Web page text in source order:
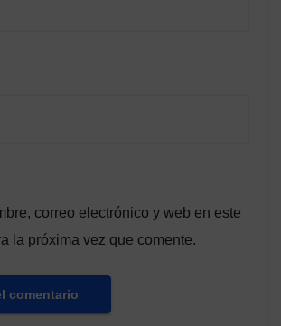
correo electrónico y web en este
la próxima vez que comente.